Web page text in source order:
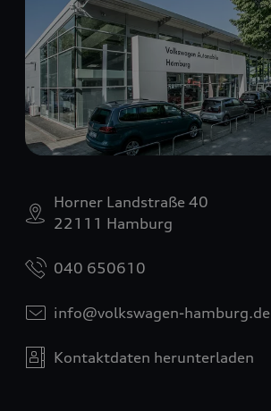
Horner Landstraße 40
22111 Hamburg
040 650610
info@volkswagen-hamburg.de
Kontaktdaten herunterladen